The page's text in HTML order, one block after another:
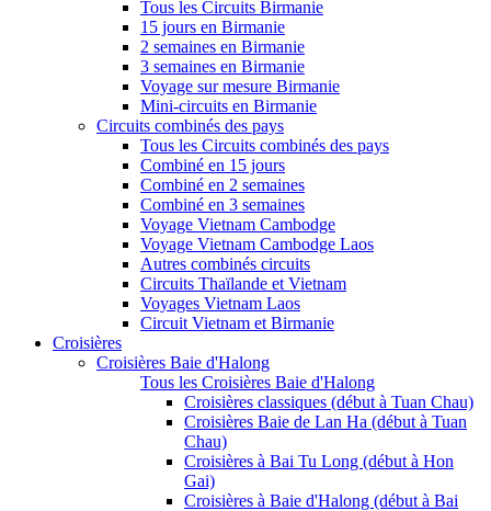
Tous les Circuits Birmanie
15 jours en Birmanie
2 semaines en Birmanie
3 semaines en Birmanie
Voyage sur mesure Birmanie
Mini-circuits en Birmanie
Circuits combinés des pays
Tous les Circuits combinés des pays
Combiné en 15 jours
Combiné en 2 semaines
Combiné en 3 semaines
Voyage Vietnam Cambodge
Voyage Vietnam Cambodge Laos
Autres combinés circuits
Circuits Thaïlande et Vietnam
Voyages Vietnam Laos
Circuit Vietnam et Birmanie
Croisières
Croisières Baie d'Halong
Tous les Croisières Baie d'Halong
Croisières classiques (début à Tuan Chau)
Croisières Baie de Lan Ha (début à Tuan
Chau)
Croisières à Bai Tu Long (début à Hon
Gai)
Croisières à Baie d'Halong (début à Bai